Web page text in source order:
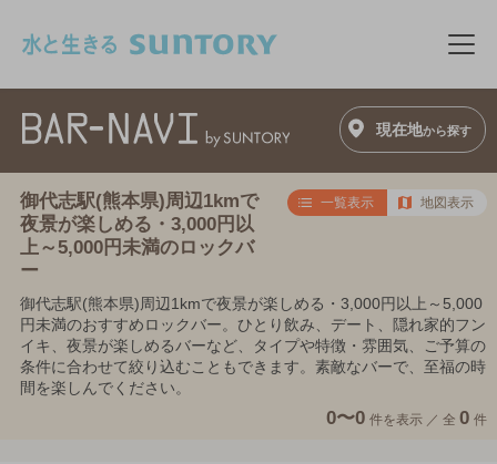
メ
現在地から探す
御代志駅(熊本県)周辺1kmで
夜景が楽しめる・3,000円以
上～5,000円未満のロックバ
ー
一覧表示 地図表示
御代志駅(熊本県)周辺1kmで夜景が楽しめる・3,000円以上～5,000
円未満のおすすめロックバー。ひとり飲み、デート、隠れ家的フン
イキ、夜景が楽しめるバーなど、タイプや特徴・雰囲気、ご予算の
条件に合わせて絞り込むこともできます。素敵なバーで、至福の時
間を楽しんでください。
0〜0 件を表示 ／ 全 0 件